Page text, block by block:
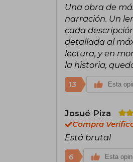
Una obra de
narración. Un
cada
detallada al
lectura, y en
la historia,
13 Esta
Josué Piza
Compra
Está brutal
6 Esta